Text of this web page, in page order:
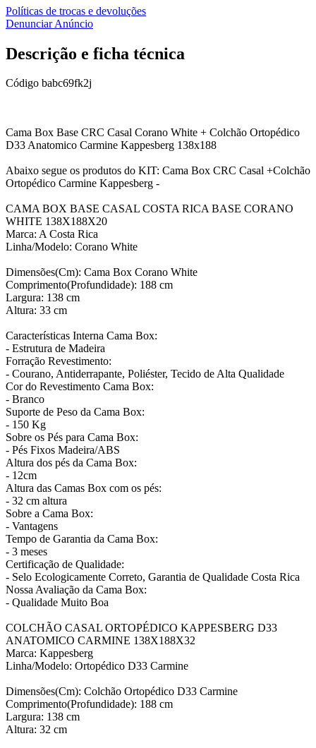
Políticas de trocas e devoluções
Denunciar Anúncio
Descrição e ficha técnica
Código babc69fk2j
Cama Box Base CRC Casal Corano White + Colchão Ortopédico
D33 Anatomico Carmine Kappesberg 138x188
Abaixo segue os produtos do KIT: Cama Box CRC Casal +Colchão
Ortopédico Carmine Kappesberg -
CAMA BOX BASE CASAL COSTA RICA BASE CORANO
WHITE 138X188X20
Marca: A Costa Rica
Linha/Modelo: Corano White
Dimensões(Cm): Cama Box Corano White
Comprimento(Profundidade): 188 cm
Largura: 138 cm
Altura: 33 cm
Características Interna Cama Box:
- Estrutura de Madeira
Forração Revestimento:
- Courano, Antiderrapante, Poliéster, Tecido de Alta Qualidade
Cor do Revestimento Cama Box:
- Branco
Suporte de Peso da Cama Box:
- 150 Kg
Sobre os Pés para Cama Box:
- Pés Fixos Madeira/ABS
Altura dos pés da Cama Box:
- 12cm
Altura das Camas Box com os pés:
- 32 cm altura
Sobre a Cama Box:
- Vantagens
Tempo de Garantia da Cama Box:
- 3 meses
Certificação de Qualidade:
- Selo Ecologicamente Correto, Garantia de Qualidade Costa Rica
Nossa Avaliação da Cama Box:
- Qualidade Muito Boa
COLCHÃO CASAL ORTOPÉDICO KAPPESBERG D33
ANATOMICO CARMINE 138X188X32
Marca: Kappesberg
Linha/Modelo: Ortopédico D33 Carmine
Dimensões(Cm): Colchão Ortopédico D33 Carmine
Comprimento(Profundidade): 188 cm
Largura: 138 cm
Altura: 32 cm